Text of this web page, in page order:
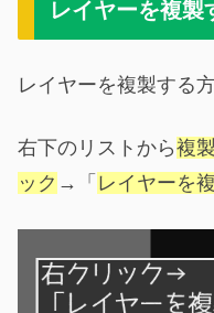
レイヤーを複製
レイヤーを複製する
右下のリストから複
ック →「 レイヤーを